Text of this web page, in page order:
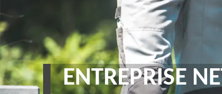
ENTREPRISE